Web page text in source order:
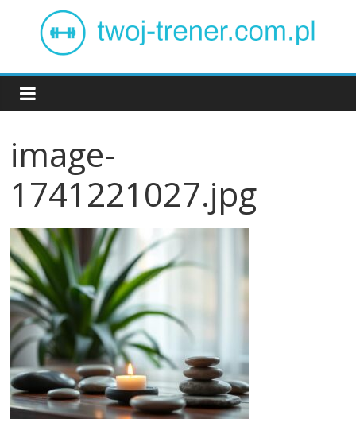
content
Twój
trener
image-
1741221027.jpg